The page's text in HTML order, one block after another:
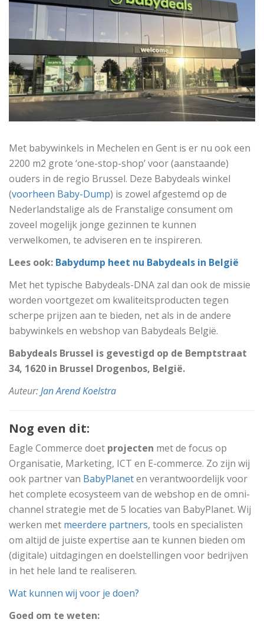
Met babywinkels in Mechelen en Gent is er nu ook een
2200 m2 grote ‘one-stop-shop’ voor (aanstaande)
ouders in de regio Brussel. Deze Babydeals winkel
(voorheen Baby-Dump) is zowel afgestemd op de
Nederlandstalige als de Franstalige consument om
zoveel mogelijk jonge gezinnen te kunnen
verwelkomen, te adviseren en te inspireren.
Lees ook: Babydump heet nu Babydeals in België
Met het typische Babydeals-DNA zal dan ook de missie
worden voortgezet om kwaliteitsproducten tegen
scherpe prijzen aan te bieden, net als in de andere
babywinkels en webshop van Babydeals België.
Babydeals Brussel is gevestigd op de Bemptstraat
34, 1620 in Brussel Drogenbos, België.
Auteur:Jan Arend Koelstra
Nog even dit:
Eagle Commerce doet projecten met de focus op
Organisatie, Marketing, ICT en E-commerce. Zo zijn wij
ook partner van BabyPlaneten verantwoordelijk voor
het complete ecosysteem van de webshop en de omni-
channel strategie met de 5 locaties van BabyPlanet. Wij
werken met meerdere partners, tools en specialisten
om altijd de juiste expertise aan te kunnen bieden om
(digitale) uitdagingen en doelstellingen voor bedrijven
in het hele land te realiseren.
Wat kunnen wij voor je doen?
Goed om te weten: